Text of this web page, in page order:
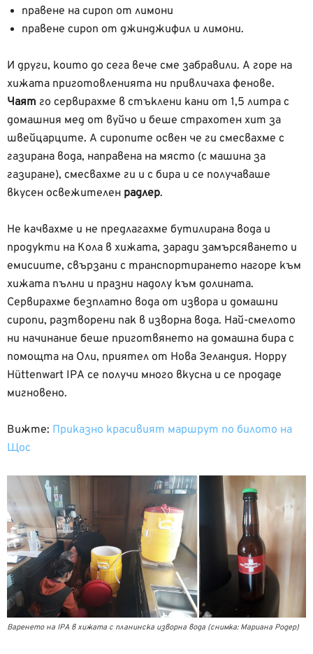
правене на сироп от лимони
правене сироп от джинджифил и лимони.
И други, които до сега вече сме забравили. А горе на
хижата приготовленията ни привличаха фенове.
Чаят го сервирахме в стъклени кани от 1,5 литра с
домашния мед от вуйчо и беше страхотен хит за
швейцарците. А сиропите освен че ги смесвахме с
газирана вода, направена на място (с машина за
газиране), смесвахме ги и с бира и се получаваше
вкусен освежителен радлер.
Не качвахме и не предлагахме бутилирана вода и
продукти на Кола в хижата, заради замърсяването и
емисиите, свързани с транспортирането нагоре към
хижата пълни и празни надолу към долината.
Сервирахме безплатно вода от извора и домашни
сиропи, разтворени пак в изворна вода. Най-смелото
ни начинание беше приготвянето на домашна бира с
помощта на Оли, приятел от Нова Зеландия. Hoppy
Hüttenwart IPA се получи много вкусна и се продаде
мигновено.
Вижте: Приказно красивият маршрут по билото на
Щос
Варенето на IPA в хижата с планинска изворна вода (снимка: Мариана Родер)